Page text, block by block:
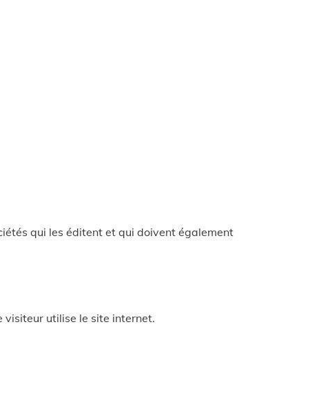
qui les éditent et qui doivent également
visiteur utilise le site internet.